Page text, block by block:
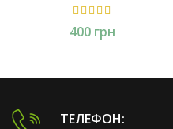
грн
ТЕЛЕФОН: